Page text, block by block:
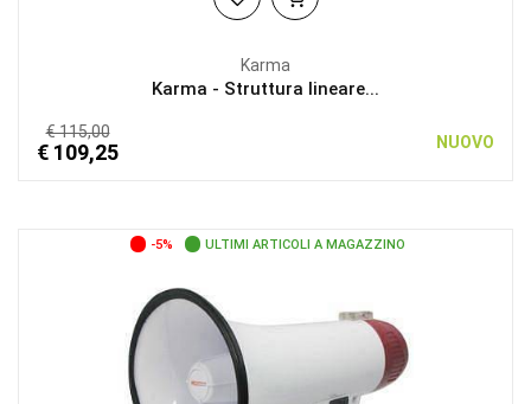
Karma
Karma - Struttura lineare...
€ 115,00
€ 109,25 NUOVO
-5% ULTIMI ARTICOLI A MAGAZZINO